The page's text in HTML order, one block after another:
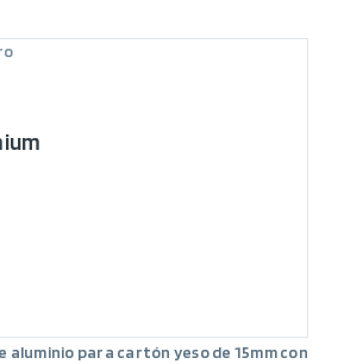
para cartón yeso de 15mm con